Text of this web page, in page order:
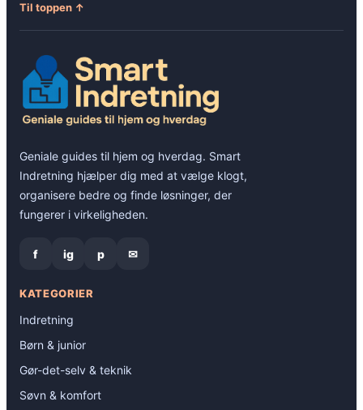
Til toppen ↑
Geniale guides til hjem og hverdag. Smart
Indretning hjælper dig med at vælge klogt,
organisere bedre og finde løsninger, der
fungerer i virkeligheden.
f ig p ✉
KATEGORIER
Indretning
Børn & junior
Gør-det-selv & teknik
Søvn & komfort